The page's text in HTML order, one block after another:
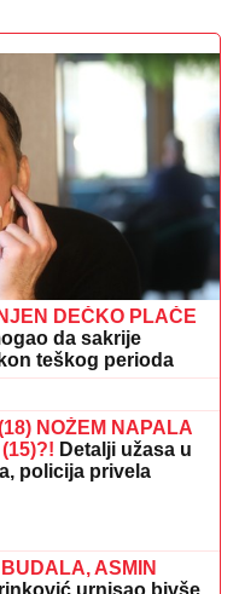
DEČKO PLAČE
da sakrije
teškog perioda
prihvatila i postala
policija privela